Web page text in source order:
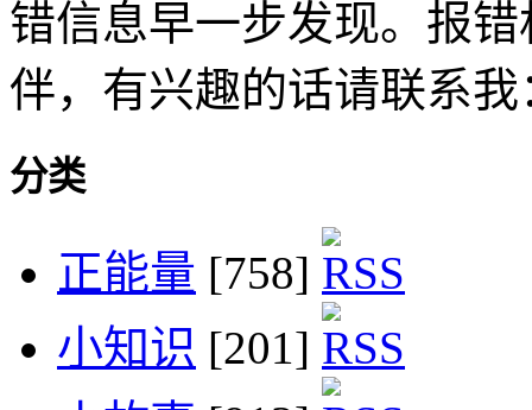
错信息早一步发现。报
伴，有兴趣的话请联系我
分类
正能量 [758]
小知识 [201]